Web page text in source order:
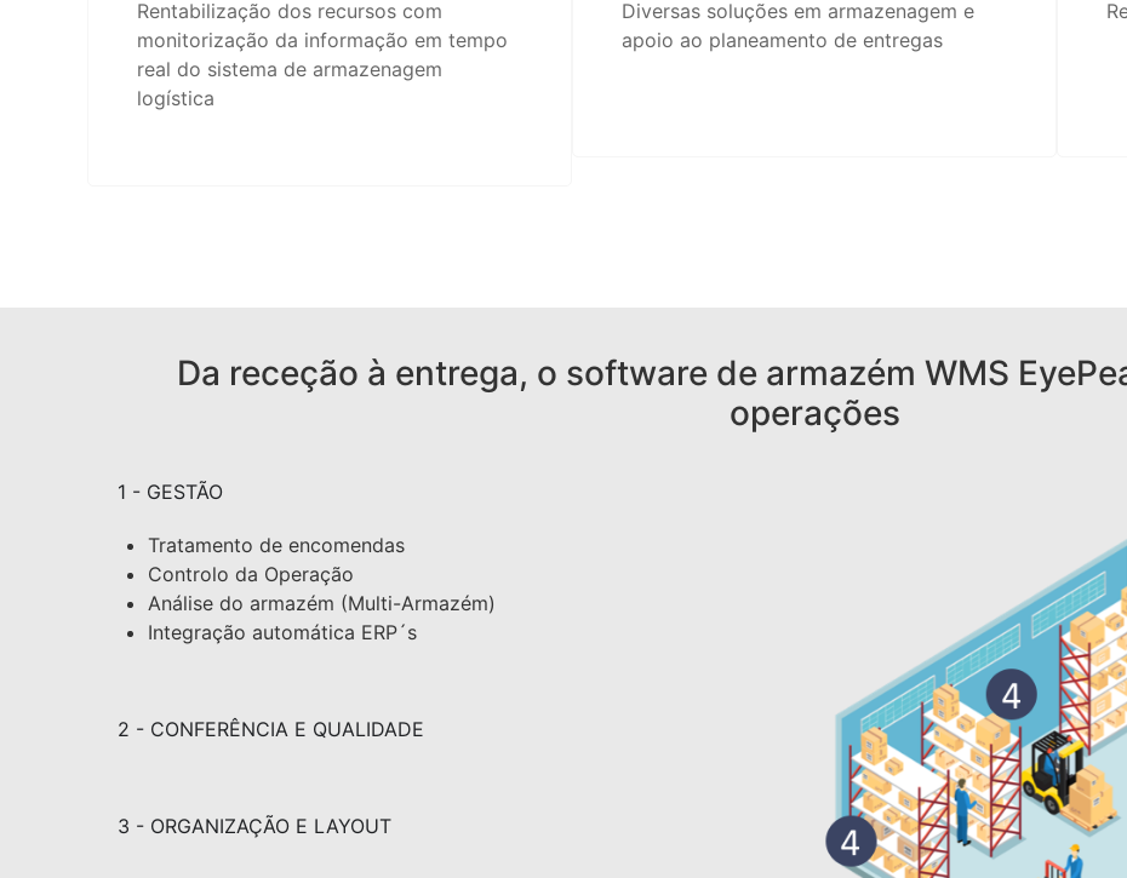
Rentabilização dos recursos com
monitorização da informação em tempo
real do sistema de armazenagem
logística
Diversas soluções em armazenagem e
apoio ao planeamento de entregas
Da receção à entrega, o software de armazém WMS
operações
1 - GESTÃO
Tratamento de encomendas
Controlo da Operação
Análise do armazém (Multi-Armazém)
Integração automática ERP´s
2 - CONFERÊNCIA E QUALIDADE
3 - ORGANIZAÇÃO E LAYOUT